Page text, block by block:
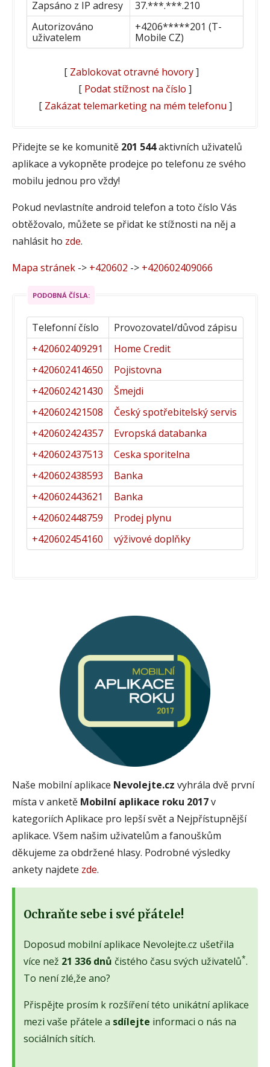
Zapsáno z IP adresy
37.***.***.210
Autorizováno
uživatelem
+4206*****201 (T-
Mobile CZ)
[ Zablokovat otravné hovory]
[ Podat stížnost na číslo ]
[ Zakázat telemarketing na mém telefonu ]
Přidejte se ke komunitě 201 544aktivních uživatelů
aplikace a vykopněte prodejce po telefonu ze svého
mobilu jednou pro vždy!
Pokud nevlastníte android telefon a toto číslo Vás
obtěžovalo, můžete se přidat ke stížnosti na něj a
nahlásit ho zde.
Mapa stránek -> +420602 -> +420602409066
PODOBNÁ ČÍSLA:
Telefonní číslo
Provozovatel/důvod zápisu
+420602409291
Home Credit
+420602414650
Pojistovna
+420602421430
Šmejdi
+420602421508
Český spotřebitelský servis
+420602424357
Evropská databanka
+420602437513
Ceska sporitelna
+420602438593
Banka
+420602443621
Banka
+420602448759
Prodej plynu
+420602454160
výživové doplňky
Naše mobilní aplikace Nevolejte.cz vyhrála dvě první
místa v anketě Mobilní aplikace roku 2017v
kategoriích Aplikace pro lepší svět a Nejpřístupnější
aplikace. Všem našim uživatelům a fanouškům
děkujeme za obdržené hlasy. Podrobné výsledky
ankety najdete zde.
Ochraňte sebe i své přátele!
Doposud mobilní aplikace Nevolejte.cz ušetřila
více než 21 336 dnů čistého času svých uživatelů*.
To není zlé,že ano?
Přispějte prosím k rozšíření této unikátní aplikace
mezi vaše přátele a sdílejte informaci o nás na
sociálních sítích.